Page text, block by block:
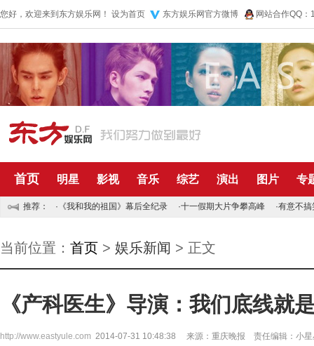
您好，欢迎来到东方娱乐网！ 设为首页 东方娱乐网官方微博 网站合作QQ
首页 明星 影视 音乐 综艺 演出 图片 专
推荐： · 《我和我的祖国》幕后全纪录 ·十一假期大片争攀高峰 ·有意不搞
当前位置： 首页 > 娱乐新闻 > 正文
《产科医生》导演：我们底线就
http://www.eastyule.com 2014-07-31 10:48:38 来源：重庆晚报 责任编辑：小星